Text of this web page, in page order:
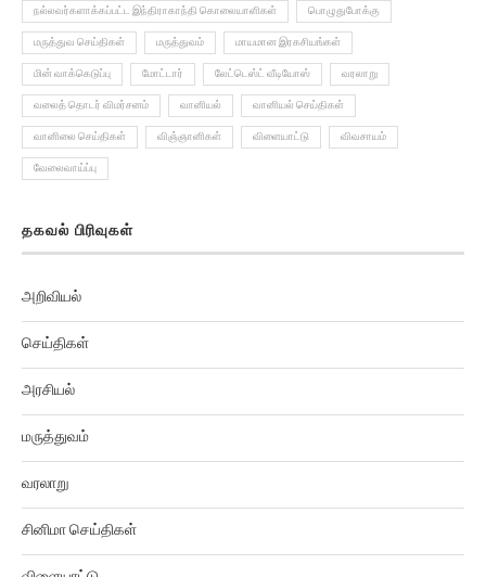
நல்லவர்களாக்கப்பட்ட இந்திராகாந்தி கொலையாளிகள் பொழுதுபோக்கு
மருத்துவ செய்திகள் மருத்துவம் மாயமான இரகசியங்கள்
மின் வாக்கெடுப்பு மோட்டார் லேட்டெஸ்ட் வீடியோஸ் வரலாறு
வலைத் தொடர் விமர்சனம் வானியல் வானியல் செய்திகள்
வானிலை செய்திகள் விஞ்ஞானிகள் விளையாட்டு விவசாயம்
வேலைவாய்ப்பு
தகவல் பிரிவுகள்
அறிவியல்
செய்திகள்
அரசியல்
மருத்துவம்
வரலாறு
சினிமா செய்திகள்